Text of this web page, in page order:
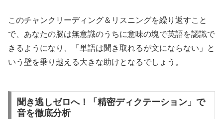
このチャンクリーディング＆リスニングを繰り返すこと
で、あなたの脳は無意識のうちに意味の塊で英語を認識で
きるようになり、「単語は聞き取れるが文にならない」と
いう壁を乗り越える大きな助けとなるでしょう。
聞き逃しゼロへ！「精密ディクテーション」で
音を徹底分析